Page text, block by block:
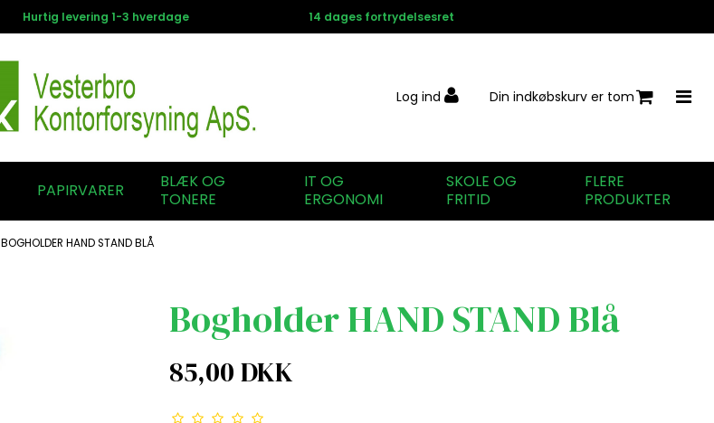
Hurtig levering 1-3 hverdage 14 dages fortrydelsesret
Log ind Din indkøbskurv er tom
PAPIRVARER
BLÆK OG
TONERE
IT OG
ERGONOMI
SKOLE OG
FRITID
FLERE
PRODUKTER
BOGHOLDER HAND STAND BLÅ
Bogholder HAND STAND Blå
85,00 DKK